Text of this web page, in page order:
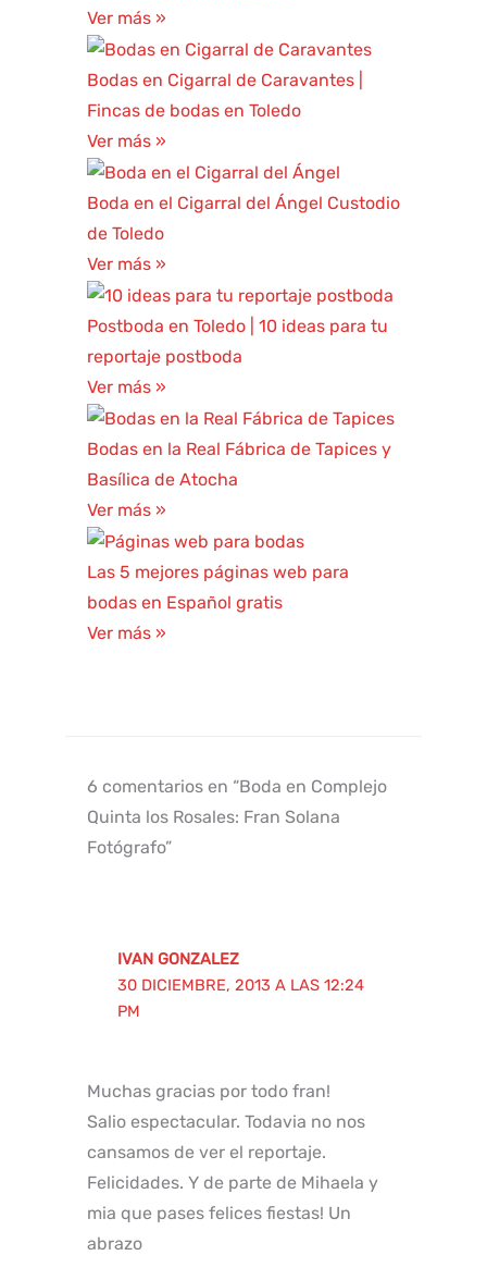
Ver más »
Bodas en Cigarral de Caravantes |
Fincas de bodas en Toledo
Ver más »
Boda en el Cigarral del Ángel Custodio
de Toledo
Ver más »
Postboda en Toledo | 10 ideas para tu
reportaje postboda
Ver más »
Bodas en la Real Fábrica de Tapices y
Basílica de Atocha
Ver más »
Las 5 mejores páginas web para
bodas en Español gratis
Ver más »
6 comentarios en “Boda en Complejo
Quinta los Rosales: Fran Solana
Fotógrafo”
IVAN GONZALEZ
30 DICIEMBRE, 2013 A LAS 12:24
PM
Muchas gracias por todo fran!
Salio espectacular. Todavia no nos
cansamos de ver el reportaje.
Felicidades. Y de parte de Mihaela y
mia que pases felices fiestas! Un
abrazo